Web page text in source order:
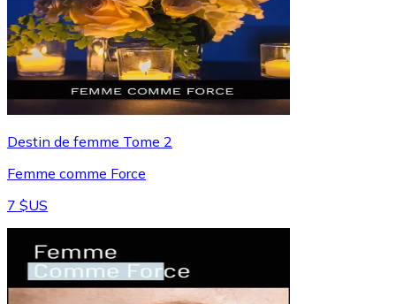
Destin de femme Tome 2
Femme comme Force
7 $US